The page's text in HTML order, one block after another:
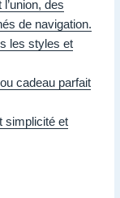
des
de navigation.
les styles et
cadeau parfait
simplicité et